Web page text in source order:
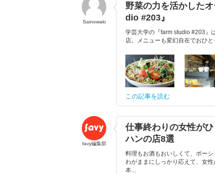
Sainowaki
野菜の力を活かした
dio #203』
学芸大学の『farm studio #203』
店。メニューも変幻自在でおひ
この記事を読む
favy編集部
仕事終わりの女性が
ハンの店8選
料理もお酒もおいしくて、ポー
わがままにしっかり応えて、女
本...